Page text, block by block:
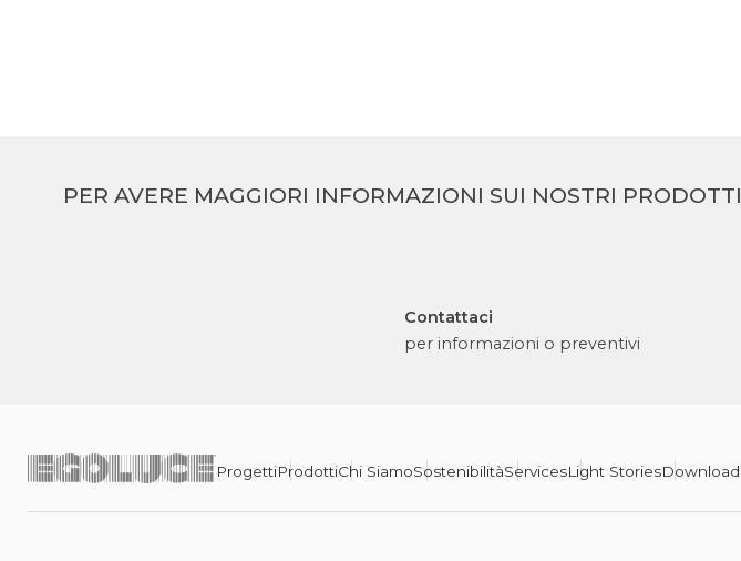
PER AVERE MAGGIORI INFORMAZIONI SUI NOSTRI PRODOTTI
Contattaci
per informazioni o preventivi
ProgettiProdottiChi SiamoSostenibilitàServicesLight StoriesDownload